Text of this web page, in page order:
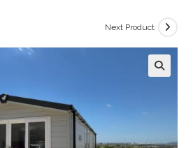
Next Product